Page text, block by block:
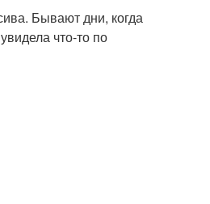
Бывают дни, когда
что-то по